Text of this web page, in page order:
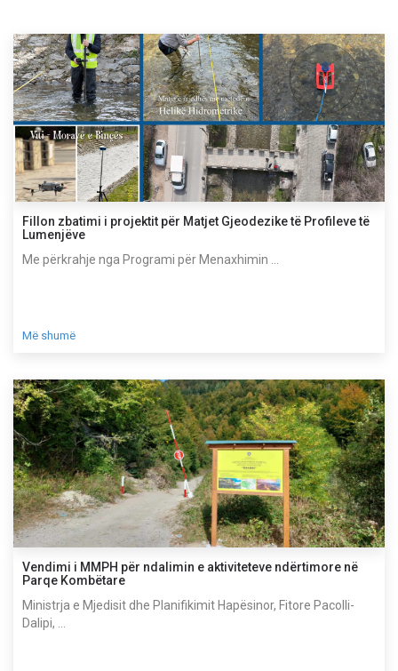
Fillon zbatimi i projektit për Matjet Gjeodezike të Profileve të
Lumenjëve
Me përkrahje nga Programi për Menaxhimin ...
Më shumë
Vendimi i MMPH për ndalimin e aktiviteteve ndërtimore në
Parqe Kombëtare
Ministrja e Mjedisit dhe Planifikimit Hapësinor, Fitore Pacolli-
Dalipi, ...